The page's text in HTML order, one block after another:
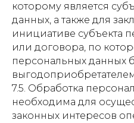
которому является
данных, а также для
инициативе субъекта
или договора, по
персональных данных
7.5. Обработка
необходима для
законных интересов